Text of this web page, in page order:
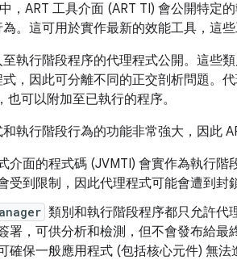
，ART 工具介面 (ART TI) 會公開特定
。這可用於實作最新的效能工具，這
執行階段程序的代理程式公開。這些
，因此可分離不同的正交剖析問題。
也可以附加至已執行的程序。
執行階段行為的功能非常強大，因此
介面的程式碼 (JVMTI) 會實作為執行
受到限制，因此代理程式可能會遭到封
類別和執行階段程序都只允許代
署，可供分析和檢測，但不會發布給
確保一般應用程式 (包括核心元件) 無法